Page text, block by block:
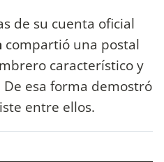
de su cuenta oficial
compartió una postal
característico y
esa forma demostró
entre ellos.